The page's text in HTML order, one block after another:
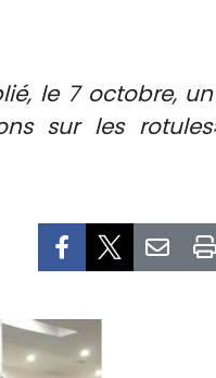
le 7 octobre,
sur les